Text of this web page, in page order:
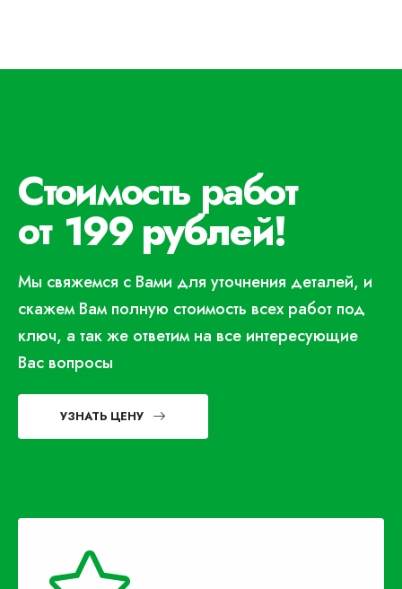
Стоимость работ
от 199 рублей!
Мы свяжемся с Вами для уточнения деталей, и
скажем Вам полную стоимость всех работ под
ключ, а так же ответим на все интересующие
Вас вопросы
УЗНАТЬ ЦЕНУ